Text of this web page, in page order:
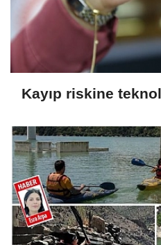
Kayıp riskine